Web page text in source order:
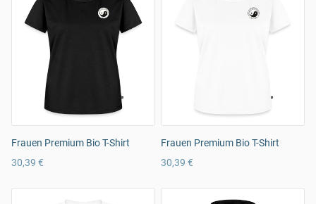
Frauen Premium Bio T-Shirt
30,39 €
Frauen Premium Bio T-Shirt
30,39 €